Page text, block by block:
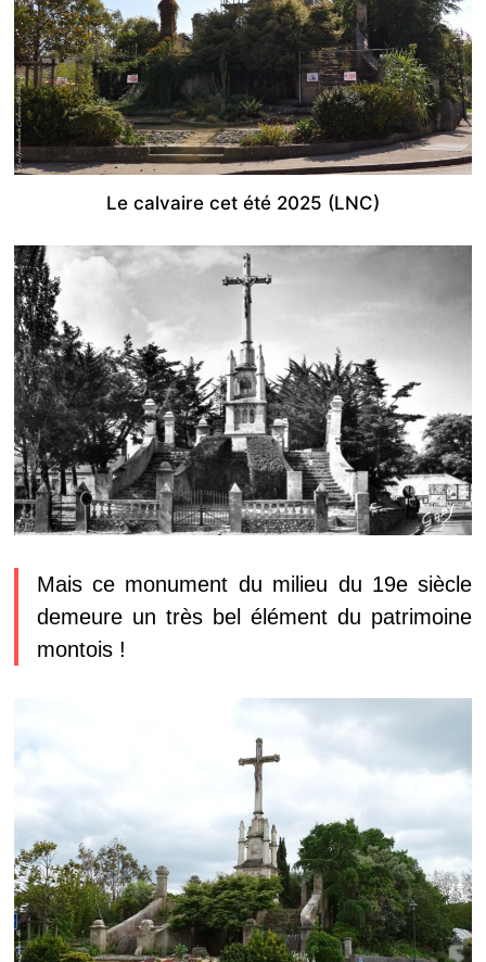
Le calvaire cet été 2025 (LNC)
Mais ce monument du milieu du 19e siècle
demeure un très bel élément du patrimoine
montois !